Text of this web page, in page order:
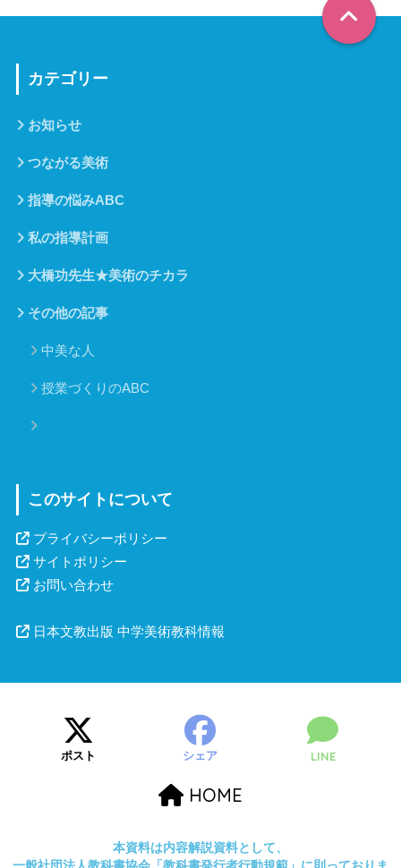
カテゴリー
お知らせ
つながる美術
指導の悩みABC
私の指導計画
大橋功先生★美術のチカラ
その他の記事
中美な人
授業づくりのABC
このサイトについて
プライバシーポリシー
サイトポリシー
お問い合わせ
日本文教出版 中学美術教科情報
ポスト シェア LINE
HOME
本資料は内容解説資料として、